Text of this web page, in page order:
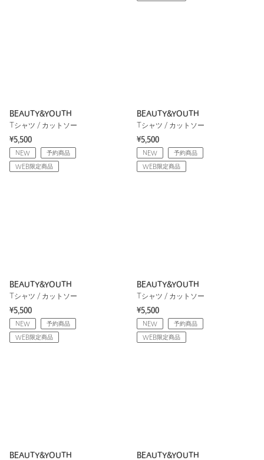
BEAUTY&YOUTH
Tシャツ / カットソー
¥5,500
NEW 予約商品
WEB限定商品
BEAUTY&YOUTH
Tシャツ / カットソー
¥5,500
NEW 予約商品
WEB限定商品
BEAUTY&YOUTH
Tシャツ / カットソー
¥5,500
NEW 予約商品
WEB限定商品
BEAUTY&YOUTH
Tシャツ / カットソー
¥5,500
NEW 予約商品
WEB限定商品
BEAUTY&YOUTH
BEAUTY&YOUTH